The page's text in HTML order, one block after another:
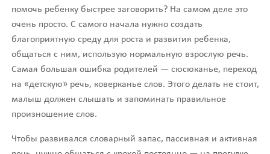
помочь ребенку быстрее заговорить? На самом деле это
очень просто. С самого начала нужно создать
благоприятную среду для роста и развития ребенка,
общаться с ним, использую нормальную взрослую речь.
Самая большая ошибка родителей — сюсюканье, переход
на «детскую» речь, коверканье слов. Этого делать не стоит,
малыш должен слышать и запоминать правильное
произношение слов.
Чтобы развивался словарный запас, пассивная и активная